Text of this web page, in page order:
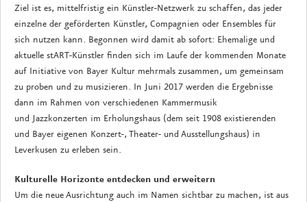
Ziel ist es, mittelfristig ein Künstler-Netzwerk zu schaffen, das jeder
einzelne der geförderten Künstler, Compagnien oder Ensembles für
sich nutzen kann. Begonnen wird damit ab sofort: Ehemalige und
aktuelle stART-Künstler finden sich im Laufe der kommenden Monate
auf Initiative von Bayer Kultur mehrmals zusammen, um gemeinsam
zu proben und zu musizieren. In Juni 2017 werden die Ergebnisse
dann im Rahmen von verschiedenen Kammermusik
und Jazzkonzerten im Erholungshaus (dem seit 1908 existierenden
und Bayer eigenen Konzert-, Theater- und Ausstellungshaus) in
Leverkusen zu erleben sein.
Kulturelle Horizonte entdecken und erweitern
Um die neue Ausrichtung auch im Namen sichtbar zu machen, ist aus